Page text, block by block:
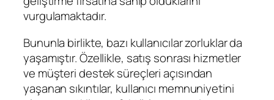
vurgulamaktadır.
Bununla birlikte, bazı kullanıcılar zorluklar da
yaşamıştır. Özellikle, satış sonrası hizmetler
ve müşteri destek süreçleri açısından
yaşanan sıkıntılar, kullanıcı memnuniyetini